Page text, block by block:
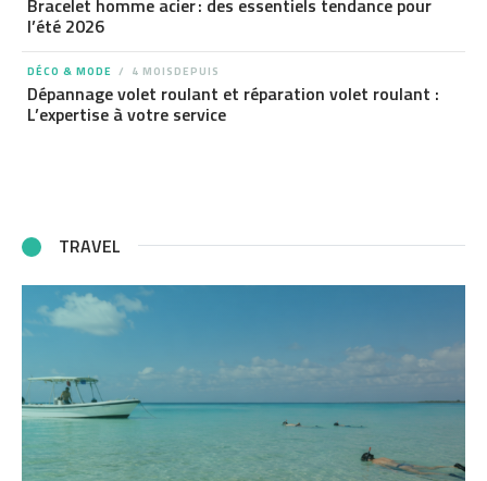
Bracelet homme acier : des essentiels tendance pour
l’été 2026
DÉCO & MODE 4 MOISDEPUIS
Dépannage volet roulant et réparation volet roulant :
L’expertise à votre service
TRAVEL